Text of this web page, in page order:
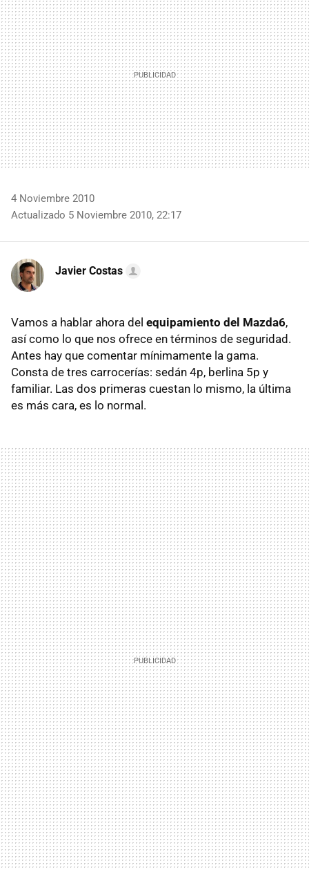
4 Noviembre 2010
Actualizado 5 Noviembre 2010, 22:17
Javier Costas
Vamos a hablar ahora del equipamiento del Mazda6,
así como lo que nos ofrece en términos de seguridad.
Antes hay que comentar mínimamente la gama.
Consta de tres carrocerías: sedán 4p, berlina 5p y
familiar. Las dos primeras cuestan lo mismo, la última
es más cara, es lo normal.